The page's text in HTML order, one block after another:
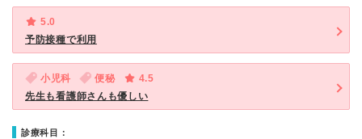
5.0
予防接種で利用
小児科 便秘
4.5
先生も看護師さんも優しい
診療科目：